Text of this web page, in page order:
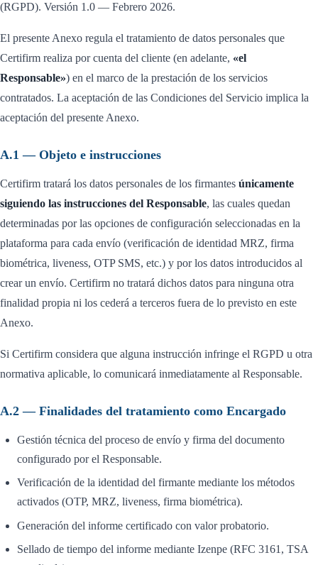
(RGPD). Versión 1.0 — Febrero 2026.
El presente Anexo regula el tratamiento de datos personales que
Certifirm realiza por cuenta del cliente (en adelante, «el
Responsable») en el marco de la prestación de los servicios
contratados. La aceptación de las Condiciones del Servicio implica la
aceptación del presente Anexo.
A.1 — Objeto e instrucciones
Certifirm tratará los datos personales de los firmantes únicamente
siguiendo las instrucciones del Responsable, las cuales quedan
determinadas por las opciones de configuración seleccionadas en la
plataforma para cada envío (verificación de identidad MRZ, firma
biométrica, liveness, OTP SMS, etc.) y por los datos introducidos al
crear un envío. Certifirm no tratará dichos datos para ninguna otra
finalidad propia ni los cederá a terceros fuera de lo previsto en este
Anexo.
Si Certifirm considera que alguna instrucción infringe el RGPD u otra
normativa aplicable, lo comunicará inmediatamente al Responsable.
A.2 — Finalidades del tratamiento como Encargado
Gestión técnica del proceso de envío y firma del documento
configurado por el Responsable.
Verificación de la identidad del firmante mediante los métodos
activados (OTP, MRZ, liveness, firma biométrica).
Generación del informe certificado con valor probatorio.
Sellado de tiempo del informe mediante Izenpe (RFC 3161, TSA